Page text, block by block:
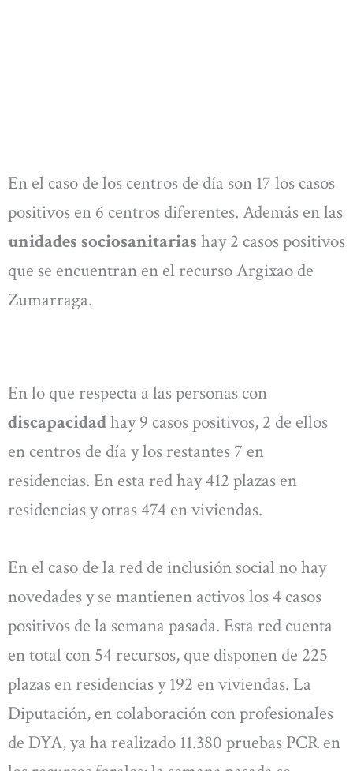
En el caso de los centros de día son 17 los casos
positivos en 6 centros diferentes. Además en las
unidades sociosanitarias hay 2 casos positivos
que se encuentran en el recurso Argixao de
Zumarraga.
En lo que respecta a las personas con
discapacidadhay 9 casos positivos, 2 de ellos
en centros de día y los restantes 7 en
residencias. En esta red hay 412 plazas en
residencias y otras 474 en viviendas.
En el caso de la red de inclusión social no hay
novedades y se mantienen activos los 4 casos
positivos de la semana pasada. Esta red cuenta
en total con 54 recursos, que disponen de 225
plazas en residencias y 192 en viviendas. La
Diputación, en colaboración con profesionales
de DYA, ya ha realizado 11.380 pruebas PCR en